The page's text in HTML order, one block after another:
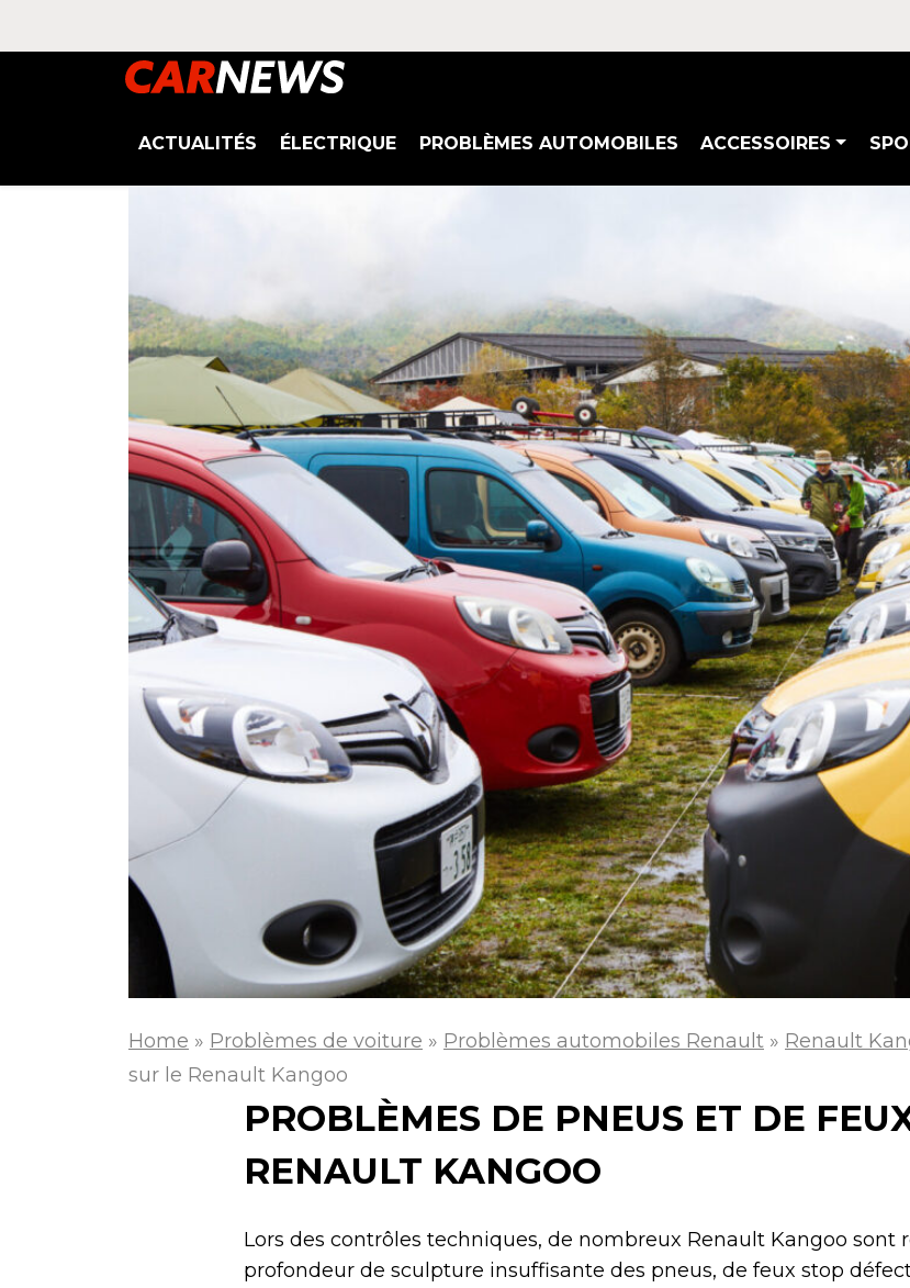
ACTUALITÉS ÉLECTRIQUE PROBLÈMES AUTOMOBILES ACCESSOIRES
Home » Problèmes de voiture » Problèmes automobiles Renault » Renault
sur le Renault Kangoo
PROBLÈMES DE PNEUS ET DE
RENAULT KANGOO
Lors des contrôles techniques, de nombreux Renault Kangoo sont
profondeur de sculpture insuffisante des pneus, de feux stop